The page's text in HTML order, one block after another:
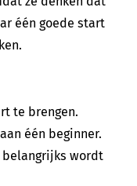
één goede start
te brengen.
één beginner.
wordt